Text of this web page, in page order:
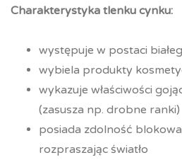
Charakterystyka tlenku cynku:
występuje w postaci
wybiela produkty
wykazuje właściwości
(zasusza np. drobne ranki)
posiada zdolność
rozpraszając światło